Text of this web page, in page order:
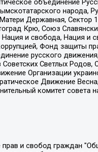
объединение
народа,
Державная, Сектор
Крю, Союз
и свобода, Нация и
Фонд защиты
русского
Светлых Родов,
Организации
Движение
комитет совета
"Правозащитная группа "Гражданин.Армия.Право", Хисамова Регина Фаритовна, Автономная некоммерческая организация по реализации социально-правовых программ "Лилит", Дальневосточное общественное движение "Маяк", Санкт-Петербургская ЛГБТ-инициативная группа "Выход", Инициативная группа ЛГБТ+ "Реверс", Алексеев Андрей Викторович, Бекбулатова Таисия Львовна, Беляев Иван Михайлович, Владыкина Елена Сергеевна, Гельман Марат Александрович, Никульшина Вероника Юрьевна, Толоконникова Надежда Андреевна, Шендерович Виктор Анатольевич, Общество с ограниченной ответственностью "Данное сообщение", Общество с ограниченной ответственностью Издательский дом "Новая глава", Айнбиндер Александра Александровна, Московский комьюнити-центр для ЛГБТ+инициатив, Благотворительный фонд развития филантропии, Deutsche Welle (Германия, Kurt-Schumacher-Strasse 3, 53113 Bonn), Борзунова Мария Михайловна, Воробьев Виктор Викторович, Голубева Анна Львовна, Константинова Алла Михайловна, Малкова Ирина Владимировна, Мурадов Мурад Абдулгалимович, Осетинская Елизавета Николаевна, Понасенков Евгений Николаевич, Ганапольский Матвей Юрьевич, Киселев Евгений Алексеевич, Борухович Ирина Григорьевна, Дремин Иван Тимофеевич, Дубровский Дмитрий Викторович, Красноярская региональная общественная организация поддержки и развития альтернативных образовательных технологий и межкультурных коммуникаций "ИНТЕРРА", Маяковская Екатерина Алексеевна, Фейгин Марк Захарович, Филимонов Андрей Викторович, Дзугкоева Регина Николаевна, Доброхотов Роман Александрович, Дудь Юрий